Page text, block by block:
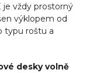
je vždy prostorný
výklopem od
typu roštu a
desky volně